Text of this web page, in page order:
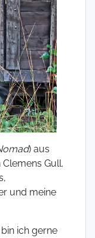
) aus
Gull.
und meine
ich gerne